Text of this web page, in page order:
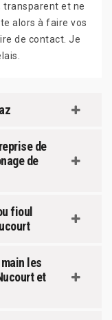
transparent et ne
alors à faire vos
de contact. Je
de
de
fioul
les
et